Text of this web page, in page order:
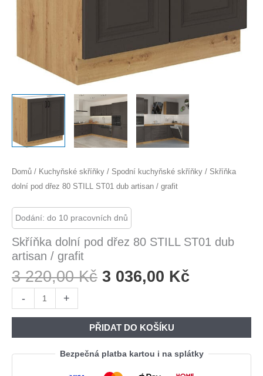
Domů / Kuchyňské skříňky / Spodní kuchyňské skříňky / Skříňka
dolní pod dřez 80 STILL ST01 dub artisan / grafit
Dodání: do 10 pracovních dnů
Skříňka dolní pod dřez 80 STILL ST01 dub
artisan / grafit
3 220,00Kč Původní
3
220,00 Kč.
3 036,00 Kč
036,00
-
dolní
dřez
80
+
PŘIDAT DO KOŠÍKU
Bezpečná platba kartou i na splátky